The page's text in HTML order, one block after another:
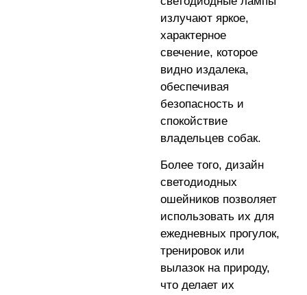
излучают яркое,
характерное
свечение, которое
видно издалека,
обеспечивая
безопасность и
спокойствие
владельцев собак.
Более того, дизайн
светодиодных
ошейников позволяет
использовать их для
ежедневных прогулок,
тренировок или
вылазок на природу,
что делает их